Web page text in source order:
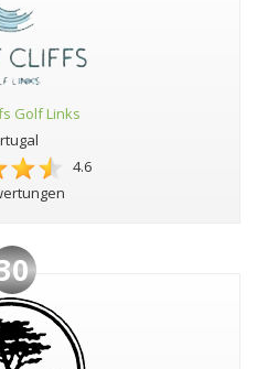
Golf Links
4.6